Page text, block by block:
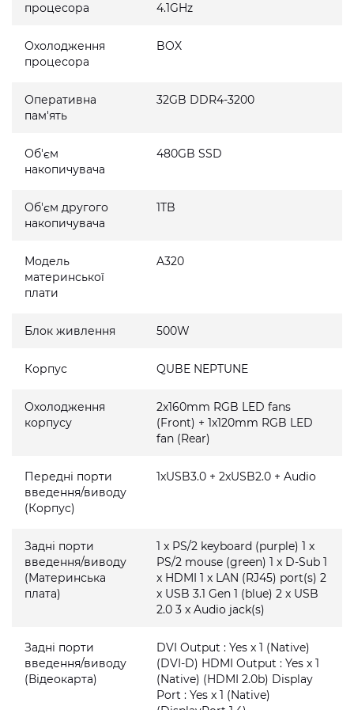
процесора
4.1GHz
Охолодження
процесора
BOX
Оперативна
пам'ять
32GB DDR4-3200
Об'єм
накопичувача
480GB SSD
Об'єм другого
накопичувача
1TB
Модель
материнської
плати
A320
Блок живлення 500W
Корпус QUBE NEPTUNE
Охолодження
корпусу
2x160mm RGB LED fans
(Front) + 1x120mm RGB LED
fan (Rear)
Передні порти
введення/виводу
(Корпус)
1xUSB3.0 + 2xUSB2.0 + Audio
Задні порти
введення/виводу
(Материнська
плата)
1 x PS/2 keyboard (purple) 1 x
PS/2 mouse (green) 1 x D-Sub 1
x HDMI 1 x LAN (RJ45) port(s) 2
x USB 3.1 Gen 1 (blue) 2 x USB
2.0 3 x Audio jack(s)
Задні порти
введення/виводу
(Відеокарта)
DVI Output : Yes x 1 (Native)
(DVI-D) HDMI Output : Yes x 1
(Native) (HDMI 2.0b) Display
Port : Yes x 1 (Native)